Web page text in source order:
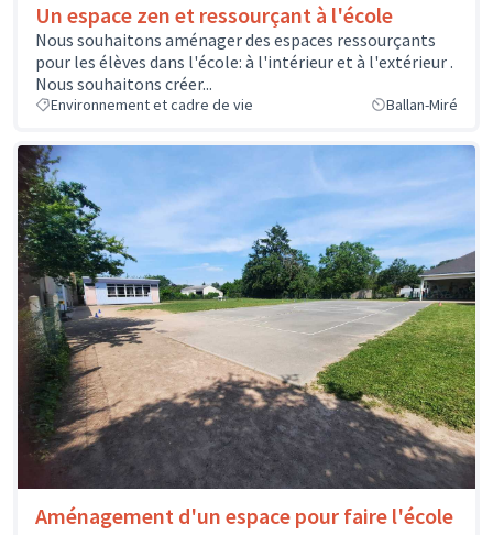
Un espace zen et ressourçant à l'école
Nous souhaitons aménager des espaces ressourçants
pour les élèves dans l'école: à l'intérieur et à l'extérieur .
Nous souhaitons créer...
Environnement et cadre de vie Ballan-Miré
Aménagement d'un espace pour faire l'école